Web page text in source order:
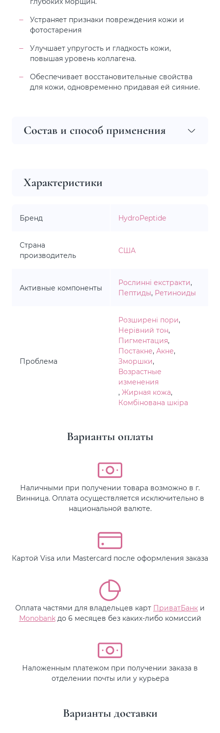
Устраняет признаки повреждения кожи и
фотостарения
Улучшает упругость и гладкость кожи,
повышая уровень коллагена.
Обеспечивает восстановительные свойства
для кожи, одновременно придавая ей сияние.
Состав и способ применения
Характеристики
Бренд HydroPeptide
Страна
производитель
США
Активные компоненты
Рослинні екстракти,
Пептиды, Ретиноиды
Проблема
Розширені пори,
Нерівний тон,
Пигментация,
Постакне, Акне,
Зморшки,
Возрастные
изменения
, Жирная кожа,
Комбінована шкіра
Варианты оплаты
Наличными при получении товара возможно в г.
Винница. Оплата осуществляется исключительно в
национальной валюте.
Картой Visa или Mastercard после оформления заказа
Оплата частями для владельцев карт ПриватБанк и
Monobankдо 6 месяцев без каких-либо комиссий
Наложенным платежом при получении заказа в
отделении почты или у курьера
Варианты доставки